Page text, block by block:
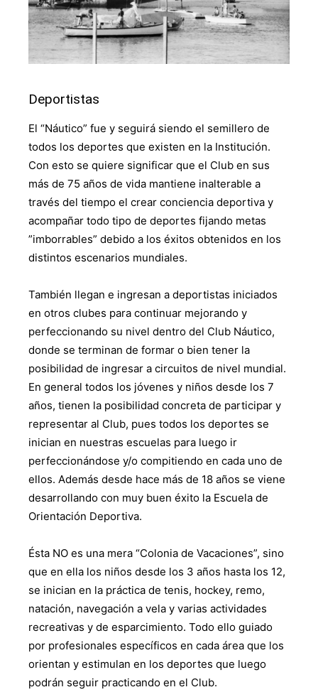
Deportistas
El “Náutico” fue y seguirá siendo el semillero de
todos los deportes que existen en la Institución.
Con esto se quiere significar que el Club en sus
más de 75 años de vida mantiene inalterable a
través del tiempo el crear conciencia deportiva y
acompañar todo tipo de deportes fijando metas
”imborrables” debido a los éxitos obtenidos en los
distintos escenarios mundiales.
También llegan e ingresan a deportistas iniciados
en otros clubes para continuar mejorando y
perfeccionando su nivel dentro del Club Náutico,
donde se terminan de formar o bien tener la
posibilidad de ingresar a circuitos de nivel mundial.
En general todos los jóvenes y niños desde los 7
años, tienen la posibilidad concreta de participar y
representar al Club, pues todos los deportes se
inician en nuestras escuelas para luego ir
perfeccionándose y/o compitiendo en cada uno de
ellos. Además desde hace más de 18 años se viene
desarrollando con muy buen éxito la Escuela de
Orientación Deportiva.
Ésta NO es una mera “Colonia de Vacaciones”, sino
que en ella los niños desde los 3 años hasta los 12,
se inician en la práctica de tenis, hockey, remo,
natación, navegación a vela y varias actividades
recreativas y de esparcimiento. Todo ello guiado
por profesionales específicos en cada área que los
orientan y estimulan en los deportes que luego
podrán seguir practicando en el Club.